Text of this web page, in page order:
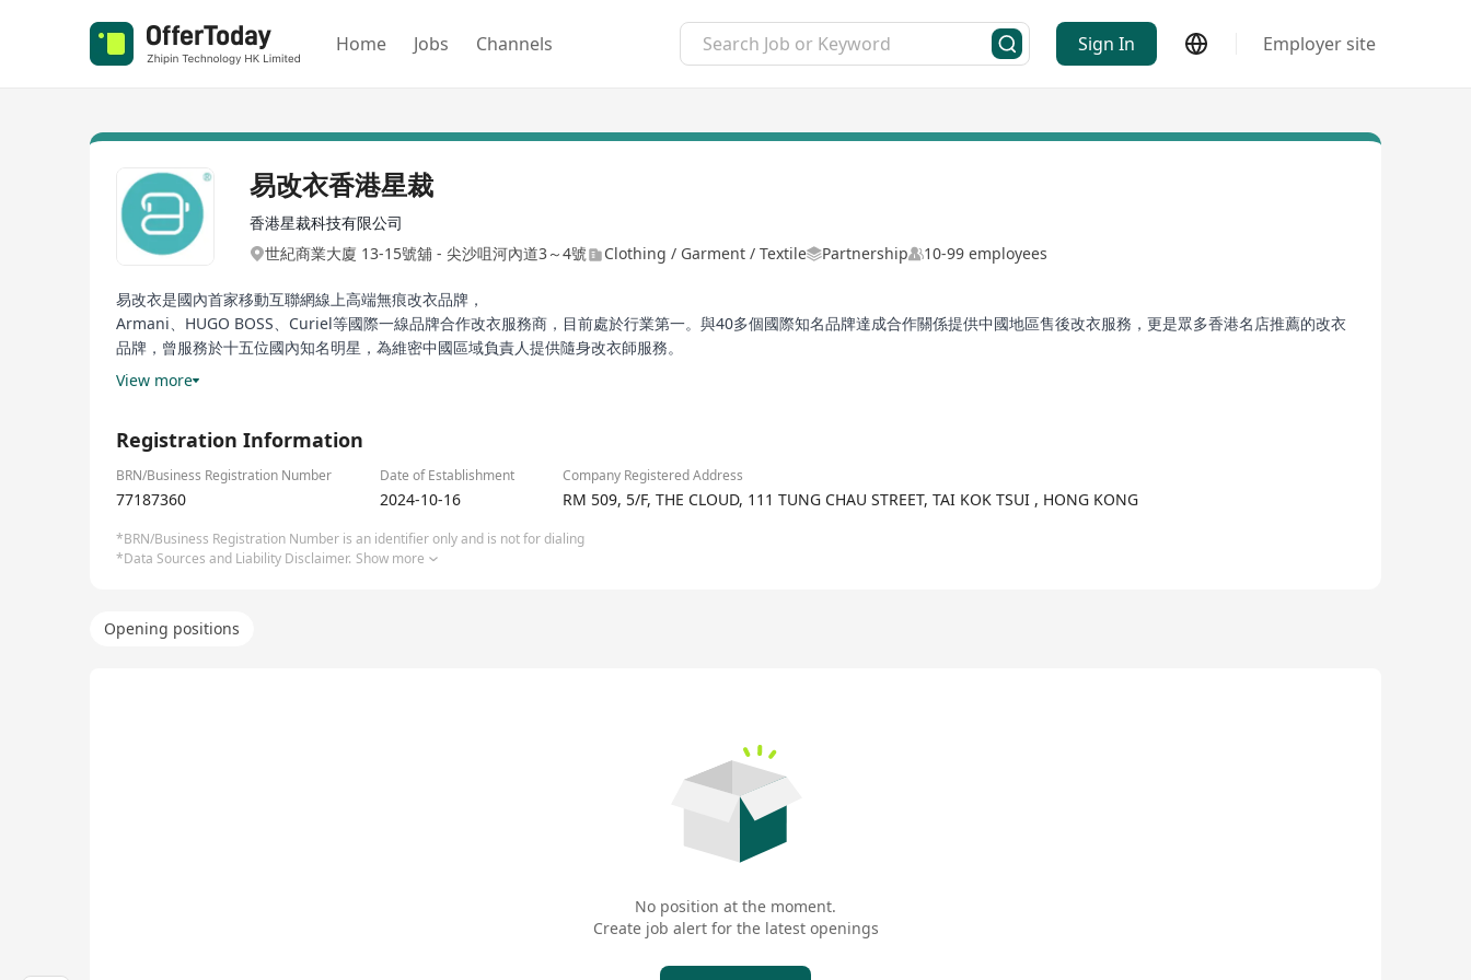
Home Jobs Channels Sign In Employer site
易改衣香港星裁
香港星裁科技有限公司
世紀商業大廈 13-15號舖 - 尖沙咀河內道3～4號
Clothing / Garment / Textile Partnership 10-99 employees
易改衣是國內首家移動互聯網線上高端無痕改衣品牌，
Armani、HUGO BOSS、Curiel等國際一線品牌合作改衣服務商，目前處於行業第一。與40多個國際知名品牌達成合作關係提供中國地區售後改衣服務，更是眾多香港名店推薦的改衣
品牌，曾服務於十五位國內知名明星，為維密中國區域負責人提供隨身改衣師服務。
此外，eTailor（易改衣）是寺庫、唯品會、京東、天貓等電商
總部位於廣州，在北京、上海、廣州、深圳、杭州、重慶、成都、大連、南京、西安、武漢等城市均擁有多家門店和中央改衣工廠，團隊由20年經驗以上的高級裁縫和時尚設計師組
成。易改衣定位是高端衣物改衣服務。
View more
Registration Information
BRN/Business Registration Number Date of Establishment Company Registered Address
77187360 2024-10-16 RM 509, 5/F, THE CLOUD, 111 TUNG CHAU STREET, TAI KOK TSUI , HONG KONG
*BRN/Business Registration Number is an identifier only and is not for dialing
*Data Sources and Liability Disclaimer. Show more
Opening positions
No position at the moment.
Create job alert for the latest openings